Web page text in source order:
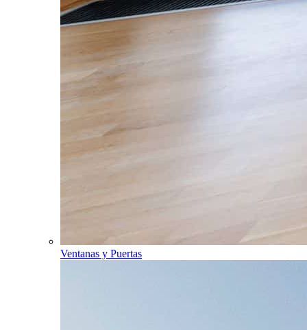
Ventanas y Puertas